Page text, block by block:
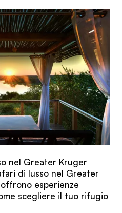
nel Greater Kruger
di lusso nel Greater
esperienze
scegliere il tuo rifugio